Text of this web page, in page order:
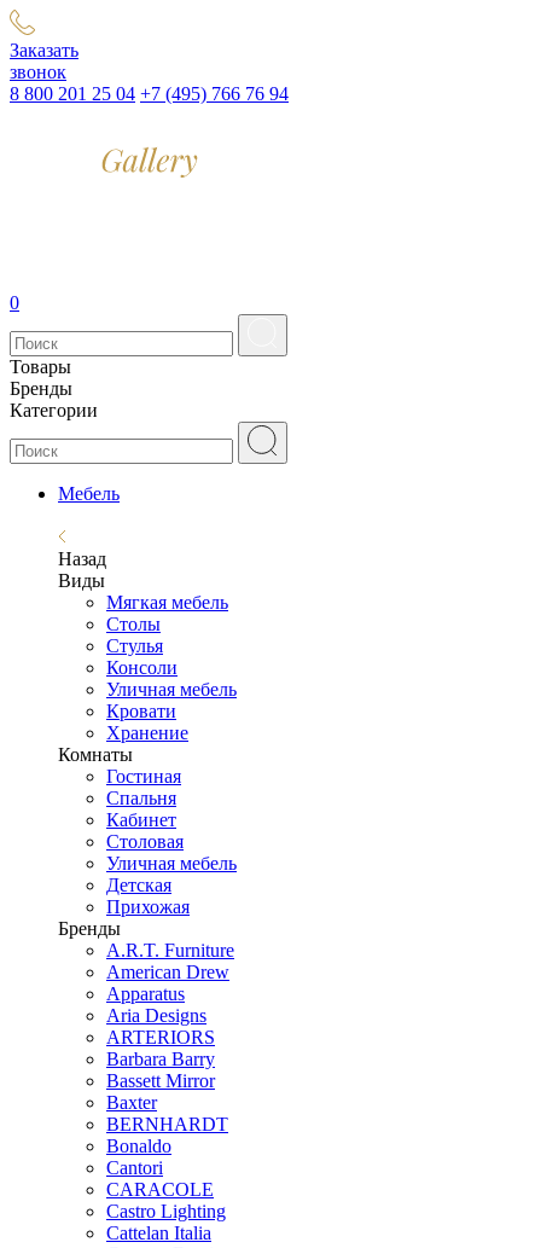
Заказать
звонок
8 800 201 25 04 +7 (495) 766 76 94
0
Товары
Бренды
Категории
Мебель
Назад
Виды
Мягкая мебель
Столы
Стулья
Консоли
Уличная мебель
Кровати
Хранение
Комнаты
Гостиная
Спальня
Кабинет
Столовая
Уличная мебель
Детская
Прихожая
Бренды
A.R.T. Furniture
American Drew
Apparatus
Aria Designs
ARTERIORS
Barbara Barry
Bassett Mirror
Baxter
BERNHARDT
Bonaldo
Cantori
CARACOLE
Castro Lighting
Cattelan Italia